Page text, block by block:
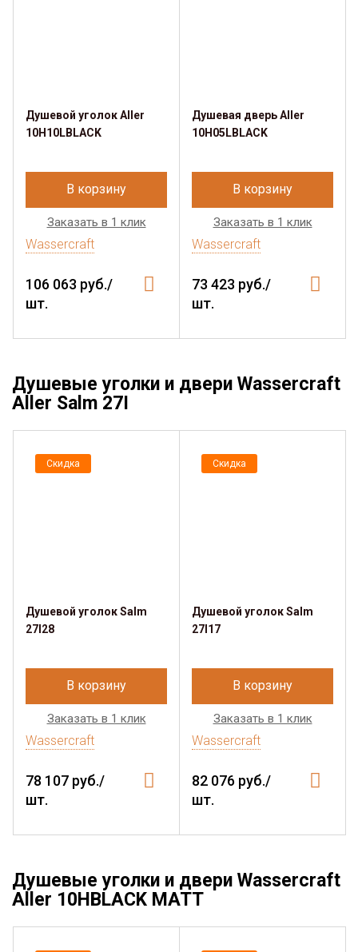
Душевой уголок Aller
10H10LBLACK
В корзину
Заказать в 1 клик
Wassercraft
106 063 руб./
шт.
Душевая дверь Aller
10H05LBLACK
В корзину
Заказать в 1 клик
Wassercraft
73 423 руб./
шт.
Душевые уголки и двери Wassercraft
Aller Salm 27I
Скидка
Душевой уголок Salm
27I28
В корзину
Заказать в 1 клик
Wassercraft
78 107 руб./
шт.
Скидка
Душевой уголок Salm
27I17
В корзину
Заказать в 1 клик
Wassercraft
82 076 руб./
шт.
Душевые уголки и двери Wassercraft
Aller 10HBLACK MATT